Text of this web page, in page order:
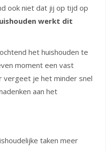
ook niet dat jij op tijd op
werkt dit
het huishouden te
moment een vast
vergeet je het minder snel
aan het
taken meer